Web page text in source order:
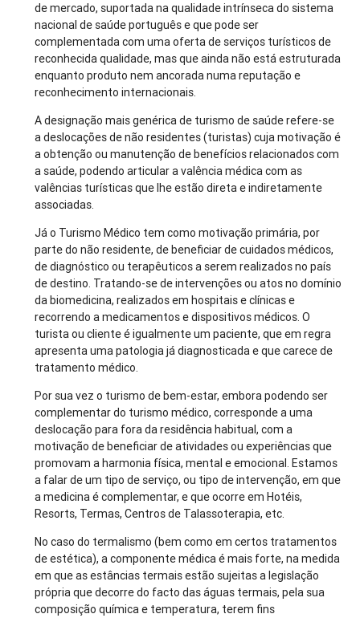
de mercado, suportada na qualidade intrínseca do sistema
nacional de saúde português e que pode ser
complementada com uma oferta de serviços turísticos de
reconhecida qualidade, mas que ainda não está estruturada
enquanto produto nem ancorada numa reputação e
reconhecimento internacionais.
A designação mais genérica de turismo de saúde refere-se
a deslocações de não residentes (turistas) cuja motivação é
a obtenção ou manutenção de benefícios relacionados com
a saúde, podendo articular a valência médica com as
valências turísticas que lhe estão direta e indiretamente
associadas.
Já o Turismo Médico tem como motivação primária, por
parte do não residente, de beneficiar de cuidados médicos,
de diagnóstico ou terapêuticos a serem realizados no país
de destino. Tratando-se de intervenções ou atos no domínio
da biomedicina, realizados em hospitais e clínicas e
recorrendo a medicamentos e dispositivos médicos. O
turista ou cliente é igualmente um paciente, que em regra
apresenta uma patologia já diagnosticada e que carece de
tratamento médico.
Por sua vez o turismo de bem-estar, embora podendo ser
complementar do turismo médico, corresponde a uma
deslocação para fora da residência habitual, com a
motivação de beneficiar de atividades ou experiências que
promovam a harmonia física, mental e emocional. Estamos
a falar de um tipo de serviço, ou tipo de intervenção, em que
a medicina é complementar, e que ocorre em Hotéis,
Resorts, Termas, Centros de Talassoterapia, etc.
No caso do termalismo (bem como em certos tratamentos
de estética), a componente médica é mais forte, na medida
em que as estâncias termais estão sujeitas a legislação
própria que decorre do facto das águas termais, pela sua
composição química e temperatura, terem fins